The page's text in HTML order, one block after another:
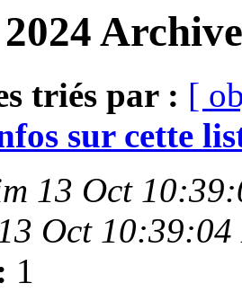
triés par : [
sur cette
13 Oct
Oct 10:39:04
1